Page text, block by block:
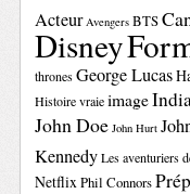
Acteur Avengers BTS
Disney
thrones George Lucas
Histoire vraie image
John Doe John Hurt
Kennedy Les aventuriers
Netflix Phil Connors